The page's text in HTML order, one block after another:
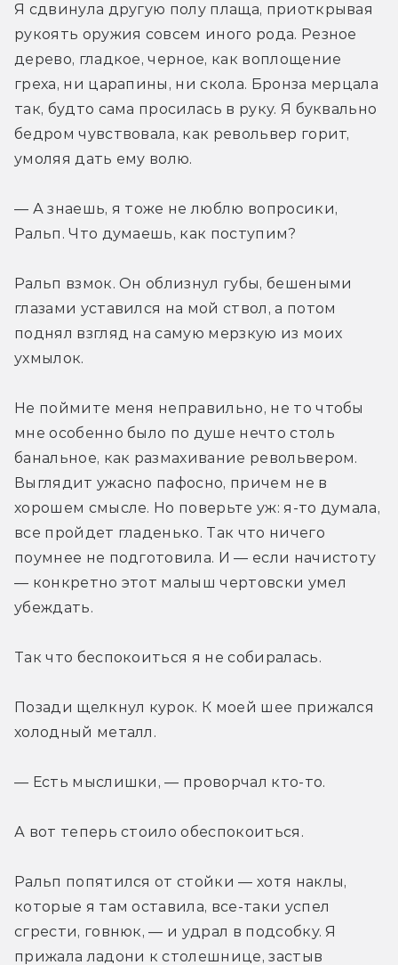
Я сдвинула другую полу плаща, приоткрывая
рукоять оружия совсем иного рода. Резное
дерево, гладкое, черное, как воплощение
греха, ни царапины, ни скола. Бронза мерцала
так, будто сама просилась в руку. Я буквально
бедром чувствовала, как револьвер горит,
умоляя дать ему волю.
— А знаешь, я тоже не люблю вопросики,
Ральп. Что думаешь, как поступим?
Ральп взмок. Он облизнул губы, бешеными
глазами уставился на мой ствол, а потом
поднял взгляд на самую мерзкую из моих
ухмылок.
Не поймите меня неправильно, не то чтобы
мне особенно было по душе нечто столь
банальное, как размахивание револьвером.
Выглядит ужасно пафосно, причем не в
хорошем смысле. Но поверьте уж: я-то думала,
все пройдет гладенько. Так что ничего
поумнее не подготовила. И — если начистоту
— конкретно этот малыш чертовски умел
убеждать.
Так что беспокоиться я не собиралась.
Позади щелкнул курок. К моей шее прижался
холодный металл.
— Есть мыслишки, — проворчал кто-то.
А вот теперь стоило обеспокоиться.
Ральп попятился от стойки — хотя наклы,
которые я там оставила, все-таки успел
сгрести, говнюк, — и удрал в подсобку. Я
прижала ладони к столешнице, застыв